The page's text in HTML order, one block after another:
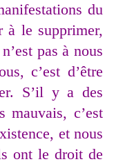
du
le supprimer,
pas à nous
c’est d’être
S’il y a des
mauvais, c’est
et nous
ont le droit de